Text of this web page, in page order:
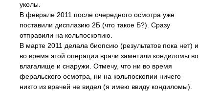
уколы.
В феврале 2011 после очередного осмотра уже
поставили дисплазию 2Б (что такое Б?). Сразу
отправили на кольпоскопию.
В марте 2011 делала биопсию (результатов пока нет) и
во время этой операции врачи заметили кондиломы во
влагалище и снаружи. Отмечу, что ни во время
феральского осмотра, ни на кольпоскопии ничего
никто из врачей не видел (я имею ввиду кондиломы).